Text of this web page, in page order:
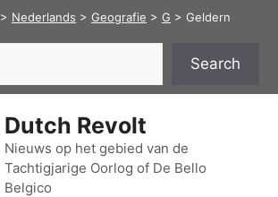
> Nederlands > Geografie > G > Geldern
Search
Dutch Revolt
Nieuws op het gebied van de
Tachtigjarige Oorlog of De Bello
Belgico